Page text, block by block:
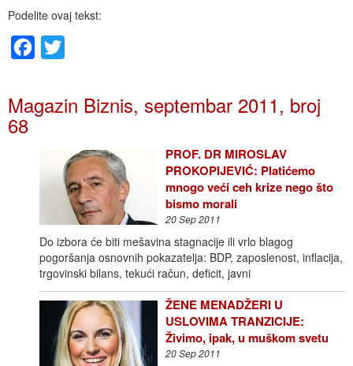
Podelite ovaj tekst:
Facebook
Magazin Biznis, septembar 2011, broj
68
PROF. DR MIROSLAV
PROKOPIJEVIĆ: Platićemo
mnogo veći ceh krize nego što
bismo morali
20 Sep 2011
Do izbora će biti mešavina stagnacije ili vrlo blagog
pogoršanja osnovnih pokazatelja: BDP, zaposlenost, inflacija,
trgovinski bilans, tekući račun, deficit, javni
ŽENE MENADŽERI U
USLOVIMA TRANZICIJE:
Živimo, ipak, u muškom svetu
20 Sep 2011